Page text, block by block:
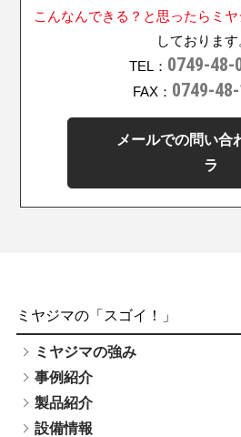
こんなんできる？と思ったらミヤ
しております
TEL： 0749-48-
FAX： 0749-
メールでの問い合
ラ
ミヤジマの「スゴイ！」
ミヤジマの強み
事例紹介
製品紹介
設備情報